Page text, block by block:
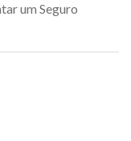
um Seguro